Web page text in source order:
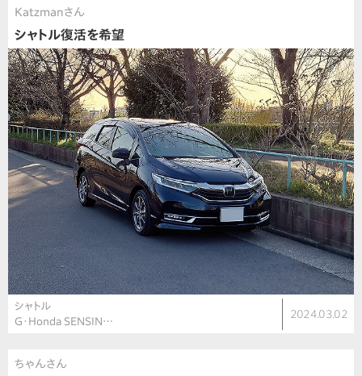
Katzmanさん
シャトル復活を希望
シャトル
G・Honda SENSIN…
2024.03.02
ちゃんさん